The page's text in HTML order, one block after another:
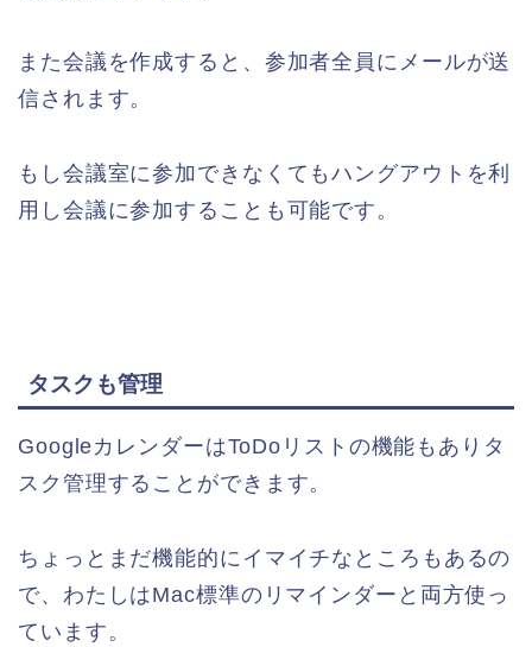
また会議を作成すると、参加者全員にメールが送
信されます。
もし会議室に参加できなくてもハングアウトを利
用し会議に参加することも可能です。
タスクも管理
GoogleカレンダーはToDoリストの機能もありタ
スク管理することができます。
ちょっとまだ機能的にイマイチなところもあるの
で、わたしはMac標準のリマインダーと両方使っ
ています。